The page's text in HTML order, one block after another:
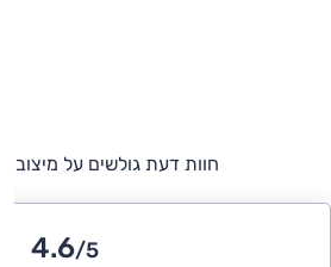
חוות דעת גולשים על
4.6/5